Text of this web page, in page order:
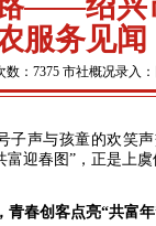
服务见闻
数：7375 市社概况录
声与孩童的欢笑
迎春图”，正是上
青春创客点亮“共富